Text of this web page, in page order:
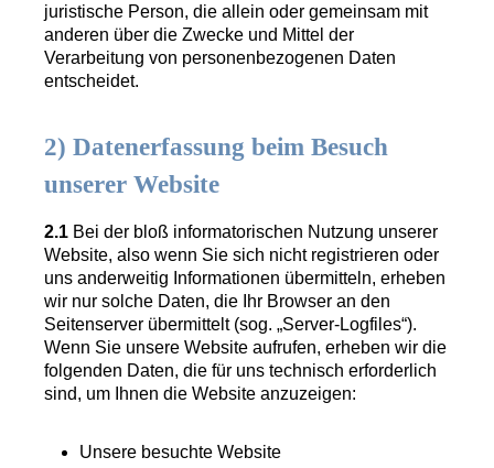
juristische Person, die allein oder gemeinsam mit
anderen über die Zwecke und Mittel der
Verarbeitung von personenbezogenen Daten
entscheidet.
2) Datenerfassung beim Besuch
unserer Website
2.1 Bei der bloß informatorischen Nutzung unserer
Website, also wenn Sie sich nicht registrieren oder
uns anderweitig Informationen übermitteln, erheben
wir nur solche Daten, die Ihr Browser an den
Seitenserver übermittelt (sog. „Server-Logfiles“).
Wenn Sie unsere Website aufrufen, erheben wir die
folgenden Daten, die für uns technisch erforderlich
sind, um Ihnen die Website anzuzeigen:
Unsere besuchte Website